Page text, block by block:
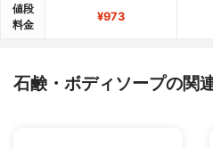
値段
料金
¥973
石鹸・ボディソープの関